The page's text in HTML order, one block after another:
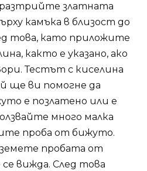
златната
камъка в близост до
това, като приложите
както е указано, ако
Тестът с киселина
ще ви помогне да
е позлатено или е
много малка
проба от бижуто.
пробата от
вижда. След това